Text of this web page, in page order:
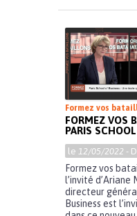
Formez vos
FORMEZ VOS
PARIS
le 12/05/2022 -
Formez vos
l’invité
directeur
Business est